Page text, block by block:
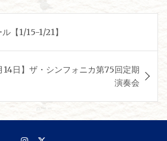
【1/15-1/21】
14日】ザ・シンフォニカ第75回定期
演奏会